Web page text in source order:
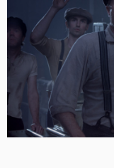
China
Denmark
Finland
France
Germany